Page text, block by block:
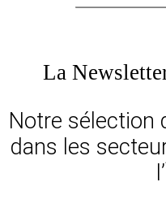
La
Notre sélection
dans les